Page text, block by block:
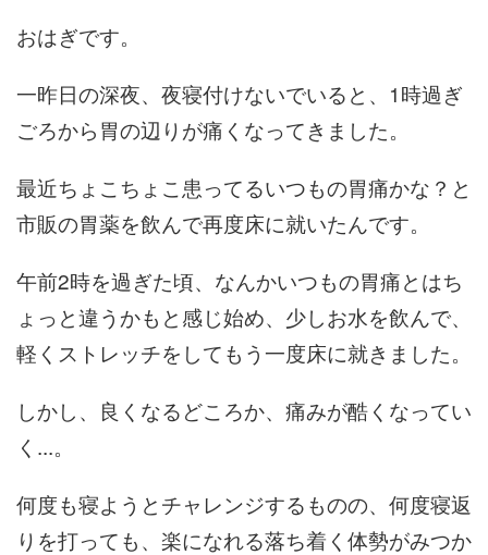
おはぎです。
一昨日の深夜、夜寝付けないでいると、1時過ぎ
ごろから胃の辺りが痛くなってきました。
最近ちょこちょこ患ってるいつもの胃痛かな？と
市販の胃薬を飲んで再度床に就いたんです。
午前2時を過ぎた頃、なんかいつもの胃痛とはち
ょっと違うかもと感じ始め、少しお水を飲んで、
軽くストレッチをしてもう一度床に就きました。
しかし、良くなるどころか、痛みが酷くなってい
く...。
何度も寝ようとチャレンジするものの、何度寝返
りを打っても、楽になれる落ち着く体勢がみつか